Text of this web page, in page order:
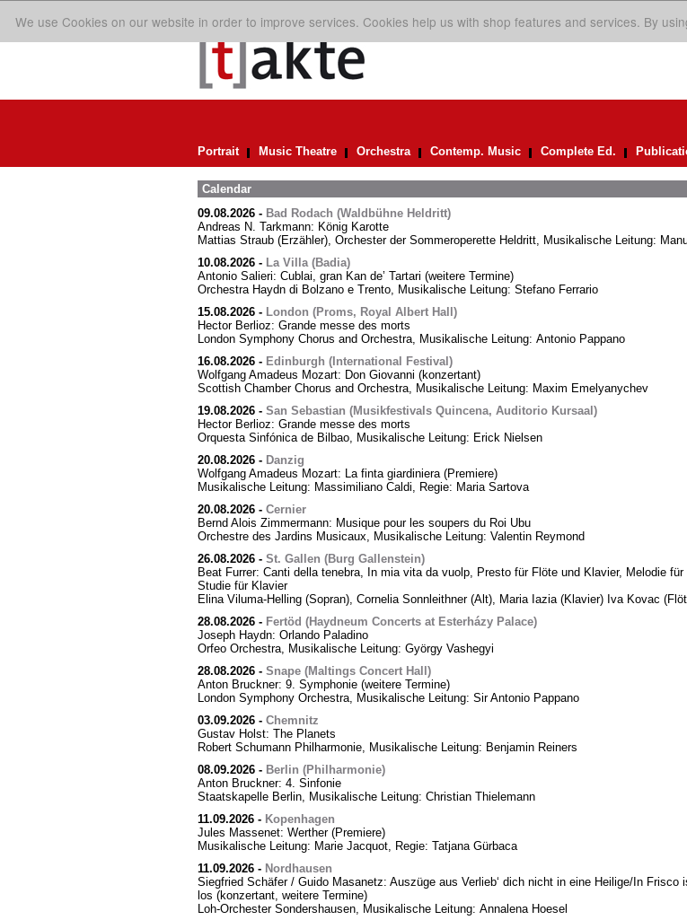
We use Cookies on our website in order to improve services. Cookies help us with shop features and services. By
Portrait Music Theatre Orchestra Contemp. Music Complete Ed.
Calendar
09.08.2026- Bad Rodach (Waldbühne Heldritt)
Andreas N. Tarkmann: König Karotte
Mattias Straub (Erzähler), Orchester der Sommeroperette Heldritt, Musikalische Leitung:
10.08.2026- La Villa (Badia)
Antonio Salieri: Cublai, gran Kan de’ Tartari (weitere Termine)
Orchestra Haydn di Bolzano e Trento, Musikalische Leitung: Stefano Ferrario
15.08.2026- London (Proms, Royal Albert Hall)
Hector Berlioz: Grande messe des morts
London Symphony Chorus and Orchestra, Musikalische Leitung: Antonio Pappano
16.08.2026- Edinburgh (International Festival)
Wolfgang Amadeus Mozart: Don Giovanni (konzertant)
Scottish Chamber Chorus and Orchestra, Musikalische Leitung: Maxim Emelyanychev
19.08.2026- San Sebastian (Musikfestivals Quincena, Auditorio Kursaal)
Hector Berlioz: Grande messe des morts
Orquesta Sinfónica de Bilbao, Musikalische Leitung: Erick Nielsen
20.08.2026- Danzig
Wolfgang Amadeus Mozart: La finta giardiniera (Premiere)
Musikalische Leitung: Massimiliano Caldi, Regie: Maria Sartova
20.08.2026- Cernier
Bernd Alois Zimmermann: Musique pour les soupers du Roi Ubu
Orchestre des Jardins Musicaux, Musikalische Leitung: Valentin Reymond
26.08.2026- St. Gallen (Burg Gallenstein)
Beat Furrer: Canti della tenebra, In mia vita da vuolp, Presto für Flöte und Klavier, Melodie für
Studie für Klavier
Elina Viluma-Helling (Sopran), Cornelia Sonnleithner (Alt), Maria Iazia (Klavier) Iva Kovac
28.08.2026- Fertöd (Haydneum Concerts at Esterházy Palace)
Joseph Haydn: Orlando Paladino
Orfeo Orchestra, Musikalische Leitung: György Vashegyi
28.08.2026- Snape (Maltings Concert Hall)
Anton Bruckner: 9. Symphonie (weitere Termine)
London Symphony Orchestra, Musikalische Leitung: Sir Antonio Pappano
03.09.2026- Chemnitz
Gustav Holst: The Planets
Robert Schumann Philharmonie, Musikalische Leitung: Benjamin Reiners
08.09.2026- Berlin (Philharmonie)
Anton Bruckner: 4. Sinfonie
Staatskapelle Berlin, Musikalische Leitung: Christian Thielemann
11.09.2026- Kopenhagen
Jules Massenet: Werther (Premiere)
Musikalische Leitung: Marie Jacquot, Regie: Tatjana Gürbaca
11.09.2026- Nordhausen
Siegfried Schäfer / Guido Masanetz: Auszüge aus Verlieb‘ dich nicht in eine Heilige/In Frisco
los (konzertant, weitere Termine)
Loh-Orchester Sondershausen, Musikalische Leitung: Annalena Hoesel